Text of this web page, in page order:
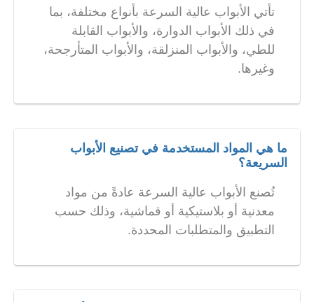
تأتي الأبواب عالية السرعة بأنواع مختلفة، بما
في ذلك الأبواب الدوارة، والأبواب القابلة
للطي، والأبواب المنزلقة، والأبواب المتأرجحة،
وغيرها.
ما هي المواد المستخدمة في تصنيع الأبواب
السريعة؟
تُصنع الأبواب عالية السرعة عادةً من مواد
معدنية أو بلاستيكية أو قماشية، وذلك حسب
التطبيق والمتطلبات المحددة.